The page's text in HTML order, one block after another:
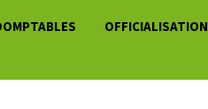
OFFICIALISATION